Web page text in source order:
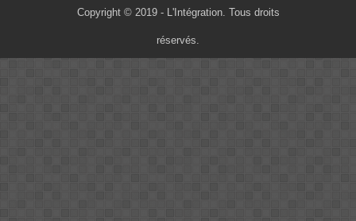
Copyright © 2019 - L'Intégration. Tous droits
réservés.